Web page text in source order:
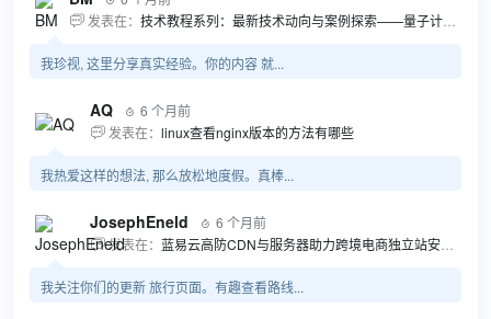
 发表在： 技术教程系列：最新技术动向与案例探索——量子计算商业应用揭秘 该教程将深入探索最新技术动态，重点关注量子计算技术在商业领域的应用，结合具体案例阐述其背景、起因、经过和结果。同时，强调技术文档和运维文档的重要性，揭示它们在新技术发展和行业标准...
我珍视, 这里分享真实经验。你的内容 就...
AQ  6 个月前
 发表在： linux查看nginx版本的方法有哪些
我热爱这样的想法, 那么放松地度假。真棒...
JosephEneld  6 个月前
 发表在： 蓝易云高防CDN与服务器助力跨境电商独立站安全高效发展
我关注你们的更新 旅行页面。有趣查看路线...